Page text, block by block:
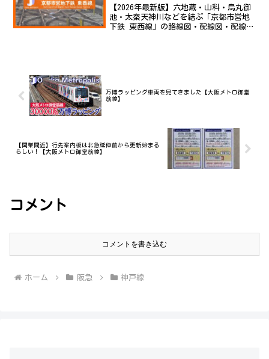
【2026年最新版】六地蔵・山科・烏丸御
池・太秦天神川などを結ぶ「京都市営地
下鉄 東西線」の路線図・配線図・配線写
万博ラッピング車両を見てきました【大阪メトロ御堂
筋線】
【開業間近】行先案内板は北急延伸前から更新始まる
らしい！【大阪メトロ御堂筋線】
コメント
コメントを書き込む
ホーム 阪急 神戸線